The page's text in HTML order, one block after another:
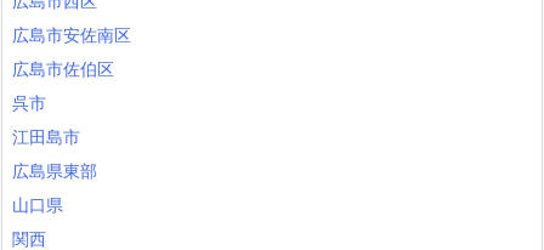
広島市安佐南区
広島市佐伯区
呉市
江田島市
広島県東部
山口県
関西